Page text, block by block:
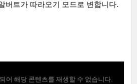
버트가 따라오기 모드로 변합니다.
어 해당 콘텐츠를 재생할 수 없습니다.